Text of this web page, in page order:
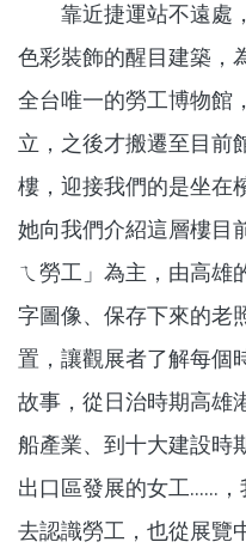
靠近捷運站不遠處，
色彩裝飾的醒目建築，
全台唯一的勞工博物館
立，之後才搬遷至目前
樓，迎接我們的是坐在
她向我們介紹這層樓目
ㄟ勞工」為主，由高雄
字圖像、保存下來的老
置，讓觀展者了解每個
故事，從日治時期高雄
船產業、到十大建設時
出口區發展的女工……
去認識勞工，也從展覽